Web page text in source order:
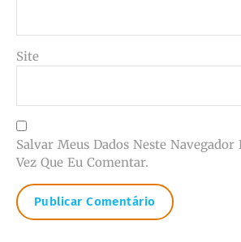
Site
Salvar Meus Dados Neste
Vez Que Eu Comentar.